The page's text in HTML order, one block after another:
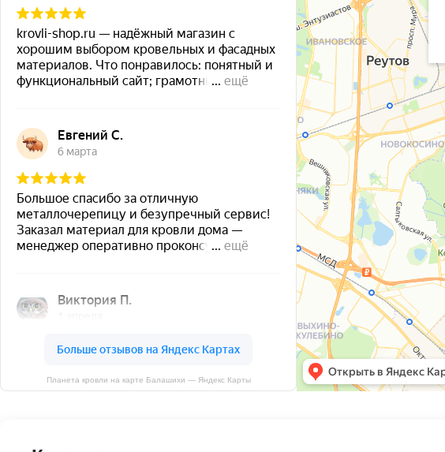
Планета кровли на карте Балашихи — Яндекс Карты